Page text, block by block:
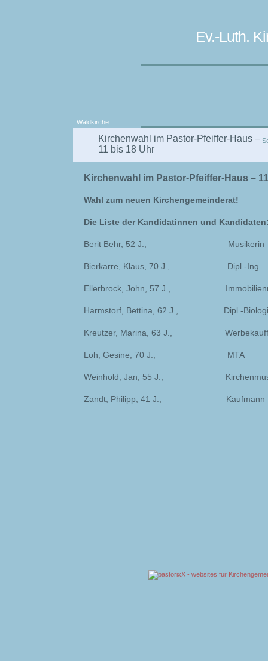
Ev.-Luth.
Waldkirche
Kirchenwahl im Pastor-Pfeiffer-Haus –
11 bis 18 Uhr
Kirchenwahl im Pastor-Pfeiffer-Haus –
Wahl zum neuen Kirchengemeinderat!
Die Liste der Kandidatinnen und
Berit Behr, 52 J., Musikerin
Bierkarre, Klaus, 70 J., Dipl.-Ing.
Ellerbrock, John, 57 J.,
Harmstorf, Bettina, 62 J., Dipl.-
Kreutzer, Marina, 63 J.,
Loh, Gesine, 70 J., MTA
Weinhold, Jan, 55 J.,
Zandt, Philipp, 41 J., Kaufmann